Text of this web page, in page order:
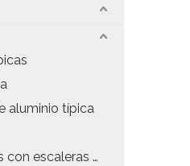
de armadura
de escenario
escenario
de eventos
aluminio típica
Andamios dobles típicos con escaleras colgantes